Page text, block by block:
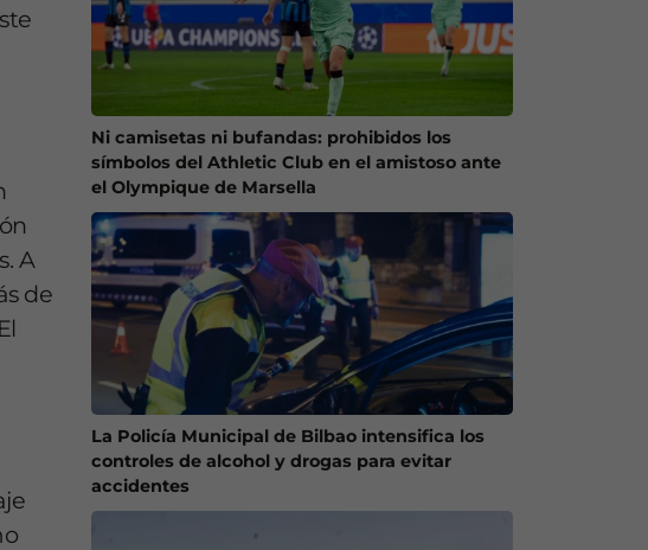
A
de
Ni camisetas ni bufandas: prohibidos los
símbolos del Athletic Club en el amistoso ante
el Olympique de Marsella
La Policía Municipal de Bilbao intensifica los
controles de alcohol y drogas para evitar
accidentes